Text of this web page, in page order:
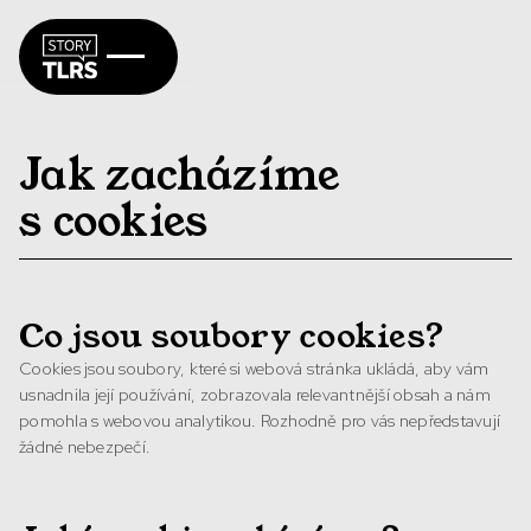
Jak zacházíme
s cookies
Co jsou soubory cookies?
Cookies jsou soubory, které si webová stránka ukládá, aby vám
usnadnila její používání, zobrazovala relevantnější obsah a nám
pomohla s webovou analytikou. Rozhodně pro vás nepředstavují
žádné nebezpečí.